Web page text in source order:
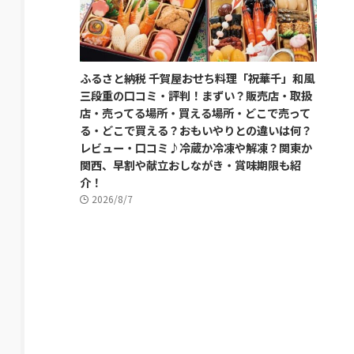
ふるさと納税 千賀屋おせち料理「祝華千」和風
三段重の口コミ・評判！まずい？販売店・取扱
店・売ってる場所・買える場所・どこで売って
る・どこで買える？おもいやりとの違いは何？
レビュー・口コミ♪冷蔵か冷凍や解凍？関東か
関西、早割や献立おしながき・賞味期限も紹
介！
2026/8/7